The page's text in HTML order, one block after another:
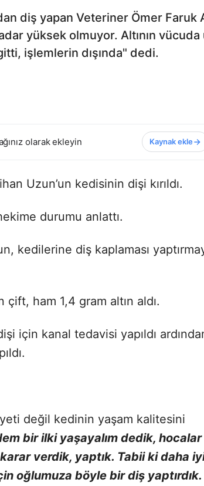
diş yapan Veteriner Ömer
yüksek olmuyor. Altının
işlemlerin dışında" dedi.
olarak ekleyin Kaynak ekle
Uzun’un kedisinin dişi kırıldı.
durumu anlattı.
kedilerine diş kaplaması
çift, ham 1,4 gram altın aldı.
için kanal tedavisi yapıldı
değil kedinin yaşam kalitesini
bir ilki yaşayalım dedik, hocalar
verdik, yaptık. Tabii ki daha
oğlumuza böyle bir diş yaptırdık.